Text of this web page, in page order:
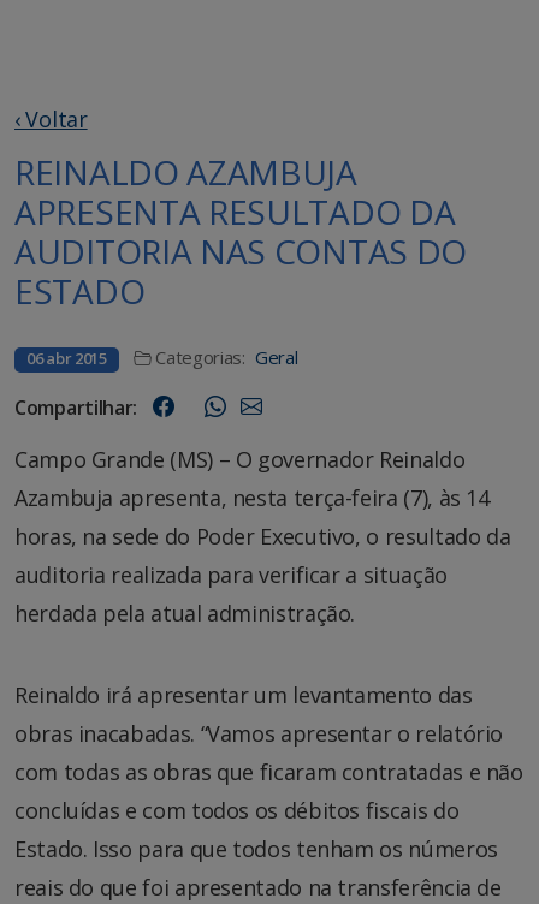
‹ Voltar
REINALDO AZAMBUJA
APRESENTA RESULTADO DA
AUDITORIA NAS CONTAS DO
ESTADO
06 abr 2015 Categorias: Geral
Compartilhar:
Campo Grande (MS) – O governador Reinaldo
Azambuja apresenta, nesta terça-feira (7), às 14
horas, na sede do Poder Executivo, o resultado da
auditoria realizada para verificar a situação
herdada pela atual administração.
Reinaldo irá apresentar um levantamento das
obras inacabadas. “Vamos apresentar o relatório
com todas as obras que ficaram contratadas e não
concluídas e com todos os débitos fiscais do
Estado. Isso para que todos tenham os números
reais do que foi apresentado na transferência de